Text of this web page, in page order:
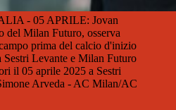
- 05 APRILE: Jovan
del Milan Futuro, osserva
prima del calcio d'inizio
Sestri Levante e Milan Futuro
il 05 aprile 2025 a Sestri
Arveda - AC Milan/AC